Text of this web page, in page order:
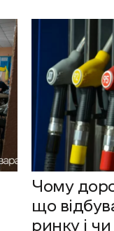
Чому
що
ринку і